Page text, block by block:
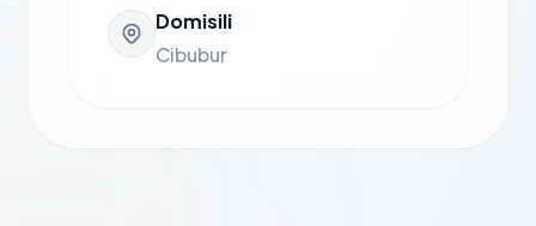
Domisili
Cibubur